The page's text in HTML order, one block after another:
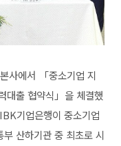
사에서 「중소기업 지
대출 협약식」을 체결했
기업은행이 중소기업
산하기관 중 최초로 시